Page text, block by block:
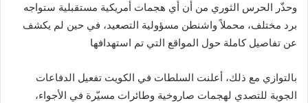
وحذّر الحرس الثوري من أن أي هجمات أمريكية مستقبلية ستواجه
برد مختلف، محملاً واشنطن مسؤولية التصعيد، في حين لم يكشف
عن تفاصيل كاملة حول المواقع التي تم استهدافها
بالتوازي مع ذلك، أعلنت السلطات في الكويت تفعيل الدفاعات
الجوية للتصدي لهجمات صاروخية وطائرات مسيّرة في الأجواء،